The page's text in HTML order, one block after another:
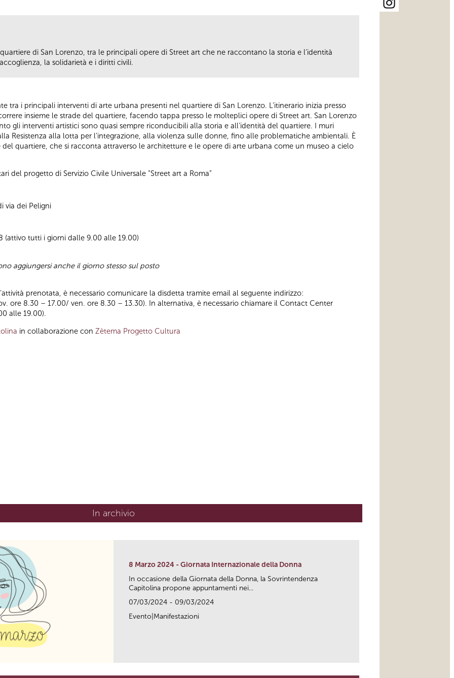
di San Lorenzo, tra le principali opere di Street art che ne raccontano la storia e l’identità
la solidarietà e i diritti civili.
tra i principali interventi di arte urbana presenti nel quartiere di San Lorenzo. L’itinerario inizia presso
insieme le strade del quartiere, facendo tappa presso le molteplici opere di Street art. San Lorenzo
gli interventi artistici sono quasi sempre riconducibili alla storia e all’identità del quartiere. I muri
Resistenza alla lotta per l’integrazione, alla violenza sulle donne, fino alle problematiche ambientali. È
del quartiere, che si racconta attraverso le architetture e le opere di arte urbana come un museo a cielo
del progetto di Servizio Civile Universale “Street art a Roma”
via dei Peligni
(attivo tutti i giorni dalle 9.00 alle 19.00)
aggiungersi anche il giorno stesso sul posto
prenotata, è necessario comunicare la disdetta tramite email al seguente indirizzo:
ore 8.30 – 17.00/ ven. ore 8.30 – 13.30). In alternativa, è necessario chiamare il Contact Center
alle 19.00).
in collaborazione con Zètema Progetto Cultura
In archivio
8 Marzo 2024 - Giornata Internazionale della Donna
In occasione della Giornata della Donna, la Sovrintendenza
Capitolina propone appuntamenti nei...
07/03/2024 - 09/03/2024
Evento|Manifestazioni